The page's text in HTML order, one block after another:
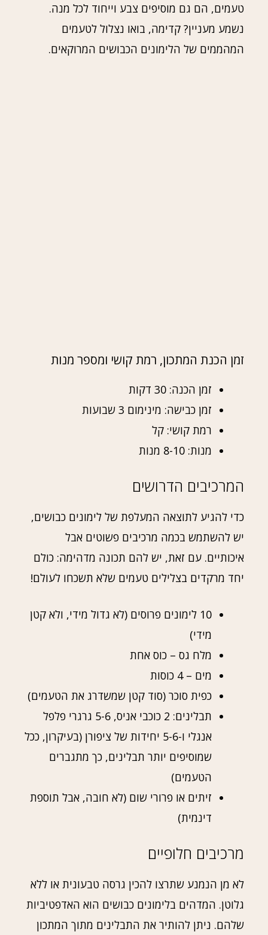
טעמים, הם גם מוסיפים צבע וייחוד לכל מנה.
נשמע מעניין? קדימה, בואו נצלול לטעמים
המהממים של הלימונים הכבושים המרוקאים.
זמן הכנת המתכון, רמת קושי ומספר מנות
זמן הכנה: 30 דקות
זמן כבישה: מינימום 3 שבועות
רמת קושי: קל
מנות: 8-10 מנות
המרכיבים הדרושים
כדי להגיע לתוצאה המעלפת של לימונים כבושים,
יש להשתמש בכמה מרכיבים פשוטים אבל
איכותיים. עם זאת, יש להם תכונה מדהימה: כולם
יחד מרקדים בצלילים טעמים שלא תשכחו לעולם!
10 לימונים פרוסים (לא גדול מידי, ולא קטן
מידי)
מלח גס – כוס אחת
מים – 4 כוסות
כפית סוכר (סוד קטן שמשדרג את הטעמים)
תבלינים: 2 כוכבי אניס, 5-6 גרגרי פלפל
אנגלי ו-5-6 יחידות של ציפורן (בעיקרון, ככל
שמוסיפים יותר תבלינים, כך מתגברים
הטעמים)
זיתים או פרורי שום (לא חובה, אבל תוספת
דינמית)
מרכיבים חלופיים
לא מן הנמנע שתרצו להכין גרסה טבעונית או ללא
גלוטן. המדהים בלימונים כבושים הוא האדפטיביות
שלהם. ניתן להותיר את התבלינים מתוך המתכון